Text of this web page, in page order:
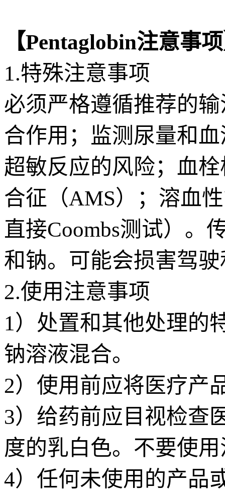
【Pentaglobin注意事
1.特殊注意事项
必须严格遵循推荐的
合作用；监测尿量和
超敏反应的风险；血
合征（AMS）；溶血
直接Coombs测试）。
和钠。可能会损害驾
2.使用注意事项
1）处置和其他处理的
钠溶液混合。
2）使用前应将医疗产
3）给药前应目视检查
度的乳白色。不要使
4）任何未使用的产品